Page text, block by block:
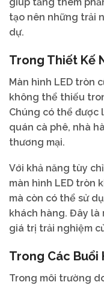
tạo nên những trải
dự.
Trong Thiết Kế
Màn hình LED tròn
không thể thiếu
Chúng có thể được
quán cà phê, nhà
thương mại.
Với khả năng tùy
màn hình LED tròn
mà còn có thể sử
khách hàng. Đây
giá trị trải nghiệm
Trong Các Buổi
Trong môi trường